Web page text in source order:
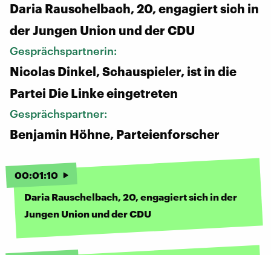
Daria Rauschelbach, 20, engagiert sich in
der Jungen Union und der CDU
Gesprächspartnerin:
Nicolas Dinkel, Schauspieler, ist in die
Partei Die Linke eingetreten
Gesprächspartner:
Benjamin Höhne, Parteienforscher
00:01:10
Daria Rauschelbach, 20, engagiert sich in der
Jungen Union und der CDU